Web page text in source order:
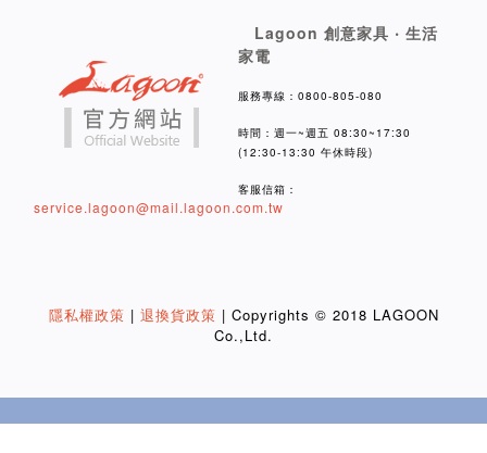
Lagoon 創意家具 ‧ 生活
家電
服務專線：0800-805-080
時間：週一~週五 08:30~17:30
(12:30-13:30 午休時段)
客服信箱：
service.lagoon@mail.lagoon.com.tw
隱私權政策 | 退換貨政策 | Copyrights © 2018 LAGOON
Co.,Ltd.